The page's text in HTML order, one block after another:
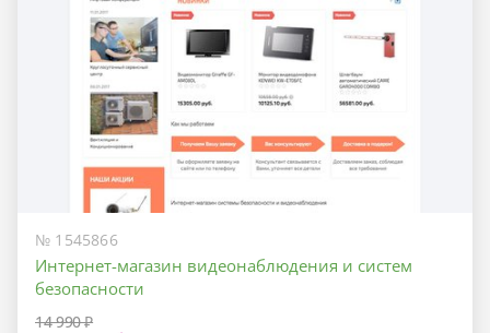
№ 1545866
Интернет-магазин видеонаблюдения и систем
безопасности
14 990 ₽